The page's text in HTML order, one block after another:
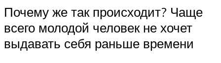
Почему же так происходит? Чаще
всего молодой человек не хочет
выдавать себя раньше времени